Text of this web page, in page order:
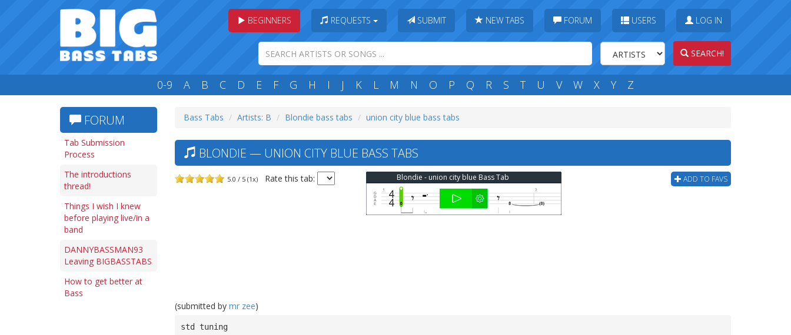
BEGINNERS REQUESTS SUBMIT NEW TABS FORUM USERS LOG IN
SEARCH!
0-9 A B C D E F G H I J K L M N O P Q R S T U V W X Y Z
FORUM
Tab Submission
Process
The introductions
thread!
Things I wish I knew
before playing live/in a
band
DANNYBASSMAN93
Leaving BIGBASSTABS
How to get better at
Bass
Bass Tabs Artists: B Blondie bass tabs union city blue bass tabs
BLONDIE — UNION CITY BLUE BASS TABS
5.0 / 5 (1x) Rate this tab: ADD TO FAVS
Blondie - union city blue Bass Tab
(submitted by mr zee)
std tuning